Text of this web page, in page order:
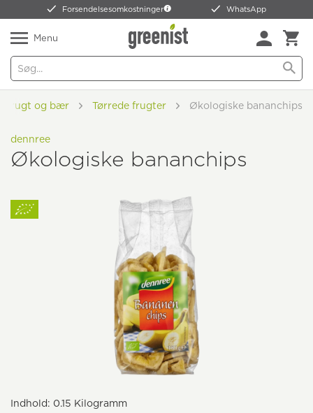
Forsendelsesomkostninger WhatsApp
Menu
Frugt og bær Tørrede frugter Økologiske bananchips
dennree
Økologiske bananchips
Indhold: 0.15 Kilogramm